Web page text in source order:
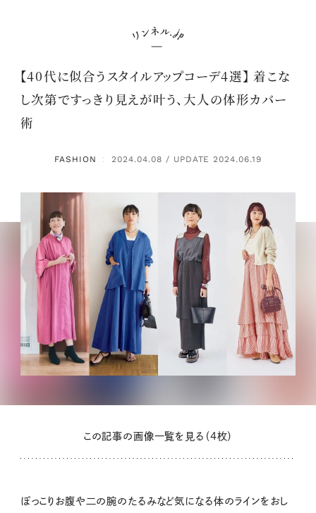
【40代に似合うスタイルアップコーデ4選】 着こな
し次第ですっきり見えが叶う、大人の体形カバー
術
FASHION ： 2024.04.08 / UPDATE 2024.06.19
この記事の画像一覧を見る（4枚）
ぽっこりお腹や二の腕のたるみなど気になる体のラインをおし